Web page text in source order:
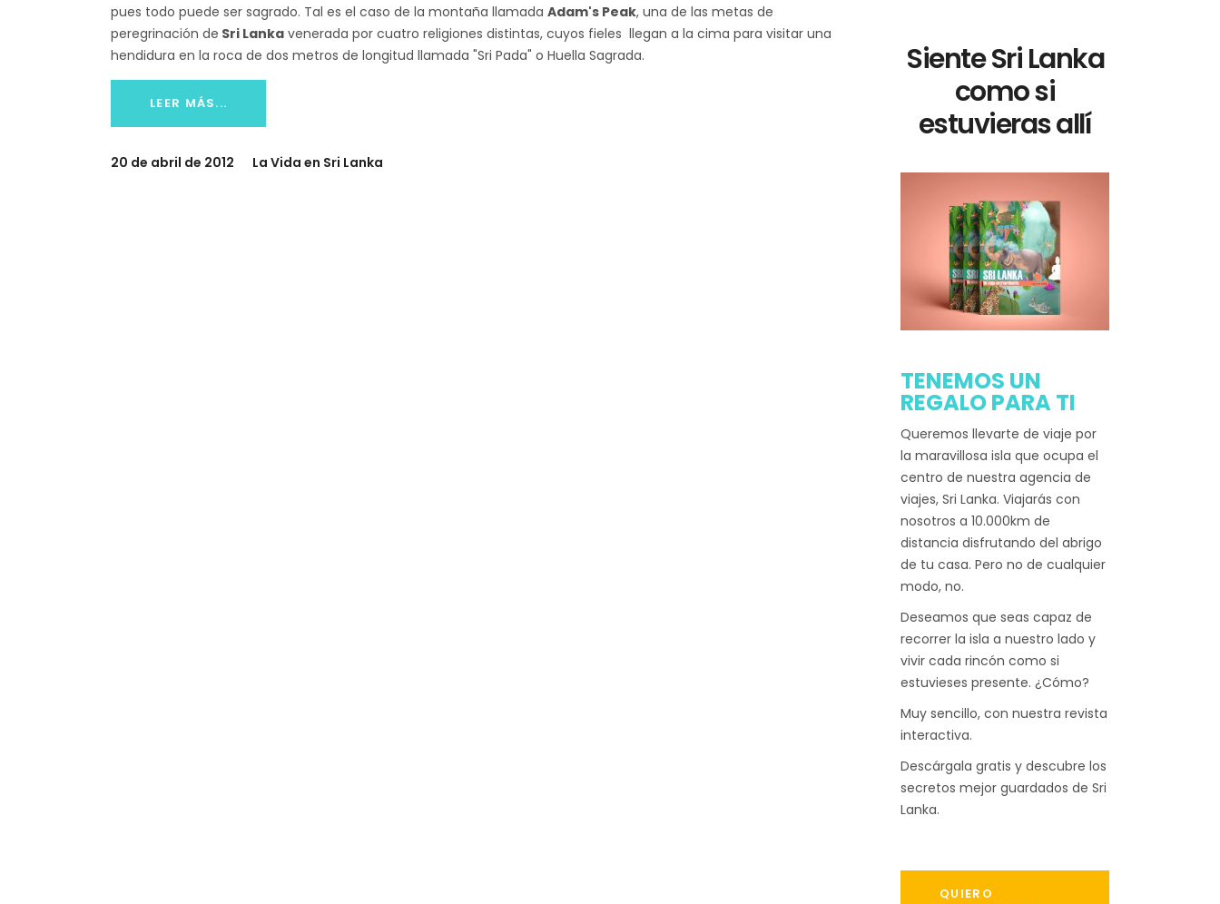
pues todo puede ser sagrado. Tal es el caso de la montaña llamada Adam's Peak, una de las metas de
peregrinación de Sri Lanka venerada por cuatro religiones distintas, cuyos fieles llegan a la cima para visitar una
hendidura en la roca de dos metros de longitud llamada "Sri Pada" o Huella Sagrada.
LEER MÁS...
20 de abril de 2012 La Vida en Sri Lanka
Siente Sri Lanka
como si
estuvieras allí
TENEMOS UN
REGALO PARA TI
Queremos llevarte de viaje por
la maravillosa isla que ocupa el
centro de nuestra agencia de
viajes, Sri Lanka. Viajarás con
nosotros a 10.000km de
distancia disfrutando del abrigo
de tu casa. Pero no de cualquier
modo, no.
Deseamos que seas capaz de
recorrer la isla a nuestro lado y
vivir cada rincón como si
estuvieses presente. ¿Cómo?
Muy sencillo, con nuestra revista
interactiva.
Descárgala gratis y descubre los
secretos mejor guardados de Sri
Lanka.
QUIERO